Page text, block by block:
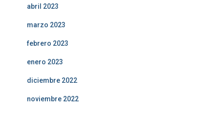
abril 2023
marzo 2023
febrero 2023
enero 2023
diciembre 2022
noviembre 2022